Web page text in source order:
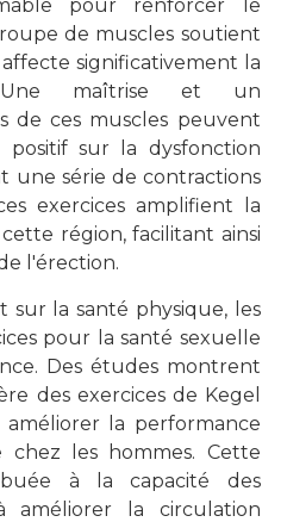
pour renforcer le
de muscles soutient
affecte significativement la
Une maîtrise et un
de ces muscles peuvent
sur la dysfonction
une série de contractions
exercices amplifient la
région, facilitant ainsi
l'érection.
sur la santé physique, les
pour la santé sexuelle
Des études montrent
des exercices de Kegel
la performance
les hommes. Cette
à la capacité des
améliorer la circulation